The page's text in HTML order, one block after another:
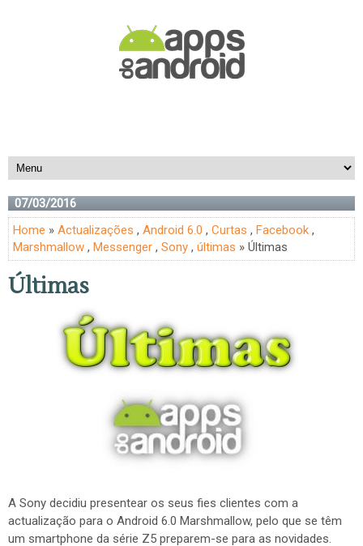
07/03/2016
Home » Actualizações , Android 6.0 , Curtas , Facebook ,
Marshmallow , Messenger , Sony , últimas » Últimas
Últimas
A Sony decidiu presentear os seus fies clientes com a
actualização para o Android 6.0 Marshmallow, pelo que se têm
um smartphone da série Z5 preparem-se para as novidades.